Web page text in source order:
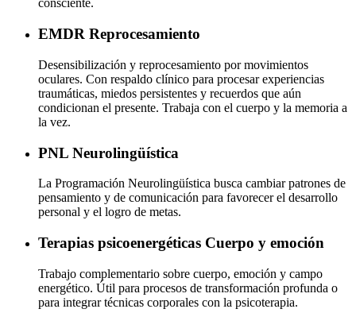
consciente.
EMDR Reprocesamiento
Desensibilización y reprocesamiento por movimientos
oculares. Con respaldo clínico para procesar experiencias
traumáticas, miedos persistentes y recuerdos que aún
condicionan el presente. Trabaja con el cuerpo y la memoria a
la vez.
PNL Neurolingüística
La Programación Neurolingüística busca cambiar patrones de
pensamiento y de comunicación para favorecer el desarrollo
personal y el logro de metas.
Terapias psicoenergéticas Cuerpo y emoción
Trabajo complementario sobre cuerpo, emoción y campo
energético. Útil para procesos de transformación profunda o
para integrar técnicas corporales con la psicoterapia.